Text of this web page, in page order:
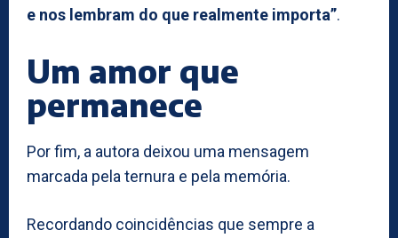
e nos lembram do que realmente importa”.
Um amor que
permanece
Por fim, a autora deixou uma mensagem
marcada pela ternura e pela memória.
Recordando coincidências que sempre a